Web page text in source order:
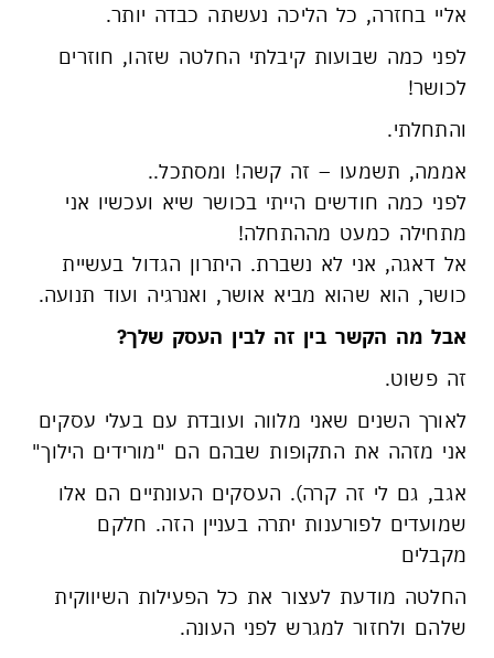
אליי בחזרה, כל הליכה נעשתה כבדה יותר.
לפני כמה שבועות קיבלתי החלטה שזהו, חוזרים
לכושר!
והתחלתי.
אממה, תשמעו – זה קשה! ומסתכל..
לפני כמה חודשים הייתי בכושר שיא ועכשיו אני
מתחילה כמעט מההתחלה!
אל דאגה, אני לא נשברת. היתרון הגדול בעשיית
כושר, הוא שהוא מביא אושר, ואנרגיה ועוד תנועה.
אבל מה הקשר בין זה לבין העסק שלך?
זה פשוט.
לאורך השנים שאני מלווה ועובדת עם בעלי עסקים
אני מזהה את התקופות שבהם הם "מורידים הילוך"
אגב, גם לי זה קרה). העסקים העונתיים הם אלו
שמועדים לפורענות יתרה בעניין הזה. חלקם
מקבלים
החלטה מודעת לעצור את כל הפעילות השיווקית
שלהם ולחזור למגרש לפני העונה.